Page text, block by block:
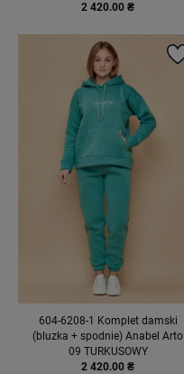
2 420.00 ₴
604-6208-1 Komplet damski
(bluzka + spodnie) Anabel Arto
09 TURKUSOWY
2 420.00 ₴